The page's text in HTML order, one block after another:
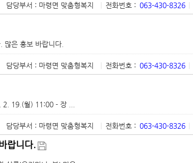
담당부서 : 마령면 맞춤형복지 전화번호 : 063-430-8326
많은 홍보 바랍니다.
담당부서 : 마령면 맞춤형복지 전화번호 : 063-430-8326
2. 19.(월) 11:00 - 장 ...
담당부서 : 마령면 맞춤형복지 전화번호 : 063-430-8326
랍니다.